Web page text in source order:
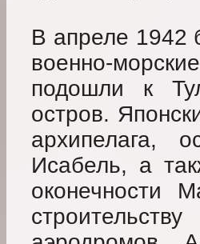
В апреле 1942
военно-
подошли к
остров.
архипелага,
Исабель, а
оконечности